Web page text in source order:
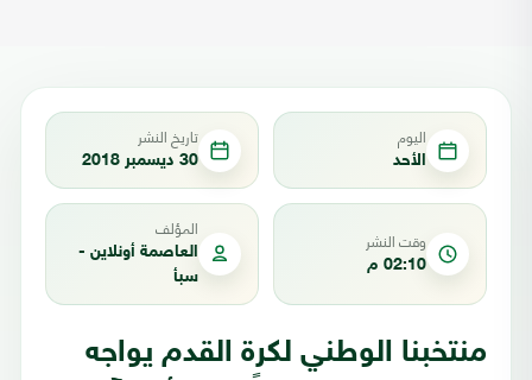
اليوم
الأحد
تاريخ النشر
30 ديسمبر 2018
وقت النشر
02:10 م
المؤلف
العاصمة أونلاين -
سبأ
منتخبنا الوطني لكرة القدم يواجه